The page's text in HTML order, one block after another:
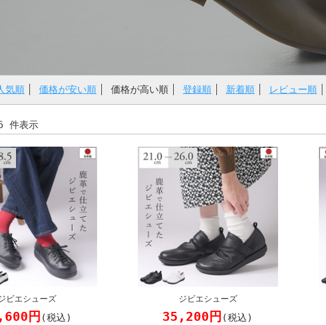
気順 価格が安い順 価格が高い順 登録順 新着順 レビュー順
件表示
ビエシューズ
円 (税込)
ジビエシューズ
35,200円 (税込)